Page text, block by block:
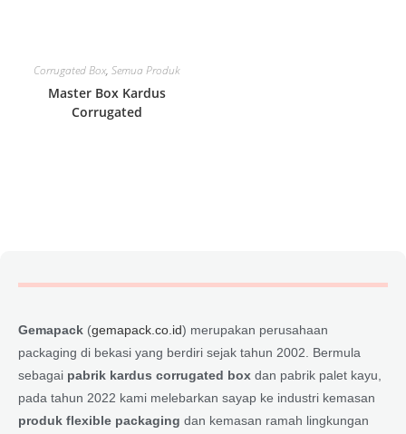
Corrugated Box,Semua Produk
Master Box Kardus
Corrugated
Gemapack (gemapack.co.id) merupakan perusahaan
packaging di bekasi yang berdiri sejak tahun 2002. Bermula
sebagai pabrik kardus corrugated box dan pabrik palet kayu,
pada tahun 2022 kami melebarkan sayap ke industri kemasan
produk flexible packaging dan kemasan ramah lingkungan